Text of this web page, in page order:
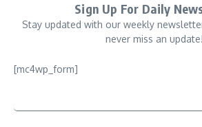
Sign Up For Daily
Stay updated with our weekly
never miss an update!
[mc4wp_form]